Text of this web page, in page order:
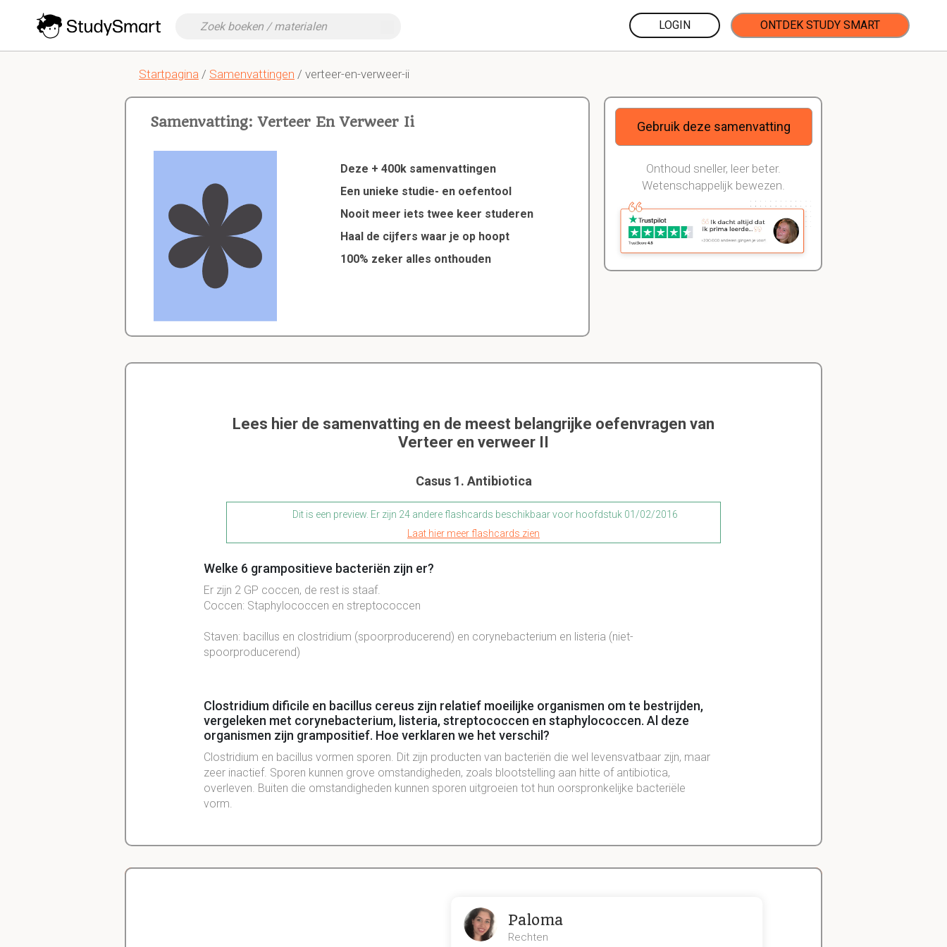
LOGIN ONTDEK STUDY SMART
Startpagina / Samenvattingen / verteer-en-verweer-ii
Samenvatting: Verteer En Verweer Ii
Deze + 400k samenvattingen
Een unieke studie- en oefentool
Nooit meer iets twee keer studeren
Haal de cijfers waar je op hoopt
100% zeker alles onthouden
Gebruik deze samenvatting
Onthoud sneller, leer beter.
Wetenschappelijk bewezen.
Lees hier de samenvatting en de meest belangrijke oefenvragen van
Verteer en verweer II
Casus 1. Antibiotica
Dit is een preview. Er zijn 24 andere flashcards beschikbaar voor hoofdstuk 01/02/2016
Laat hier meer flashcards zien
Welke 6 grampositieve bacteriën zijn er?
Er zijn 2 GP coccen, de rest is staaf.
Coccen: Staphylococcen en streptococcen
Staven: bacillus en clostridium (spoorproducerend) en corynebacterium en listeria (niet-
spoorproducerend)
Clostridium dificile en bacillus cereus zijn relatief moeilijke organismen om te bestrijden,
vergeleken met corynebacterium, listeria, streptococcen en staphylococcen. Al deze
organismen zijn grampositief. Hoe verklaren we het verschil?
Clostridium en bacillus vormen sporen. Dit zijn producten van bacteriën die wel levensvatbaar zijn, maar
zeer inactief. Sporen kunnen grove omstandigheden, zoals blootstelling aan hitte of antibiotica,
overleven. Buiten die omstandigheden kunnen sporen uitgroeien tot hun oorspronkelijke bacteriële
vorm.
coccen en één groep spiraalvormigen. Hoe heten die groepen?
Paloma
Rechten